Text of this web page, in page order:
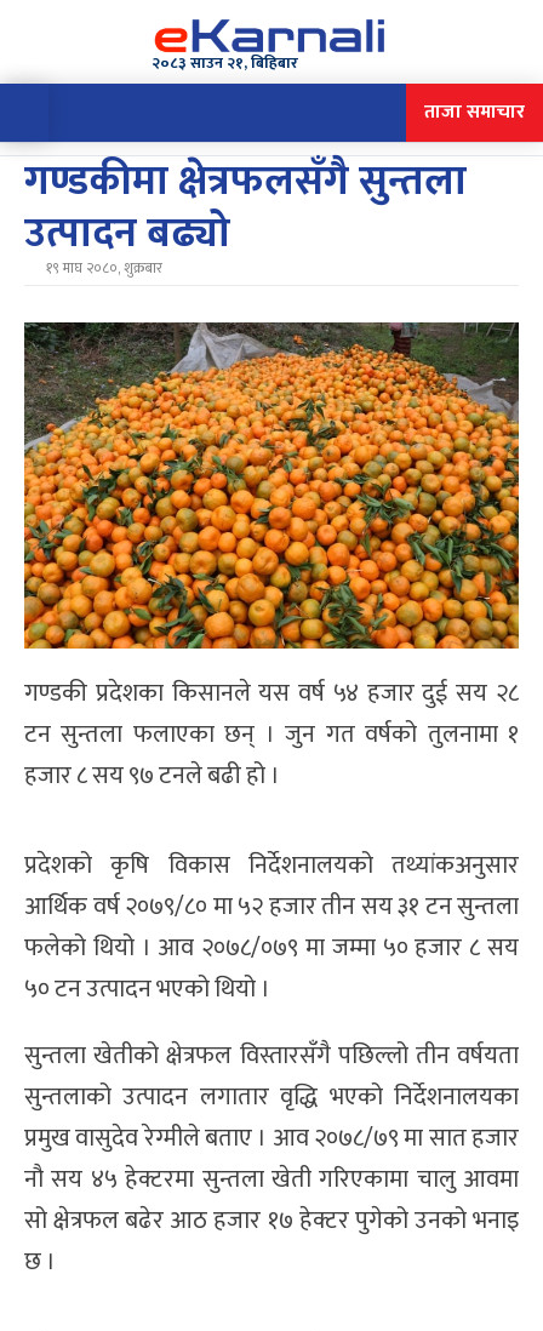
२०८३ साउन २१, बिहिबार
ताजा समाचार
गण्डकीमा क्षेत्रफलसँगै सुन्तला
उत्पादन बढ्यो
१९ माघ २०८०, शुक्रबार
गण्डकी प्रदेशका किसानले यस वर्ष ५४ हजार दुई सय २८
टन सुन्तला फलाएका छन् । जुन गत वर्षको तुलनामा १
हजार ८ सय ९७ टनले बढी हो ।
प्रदेशको कृषि विकास निर्देशनालयको तथ्यांकअनुसार
आर्थिक वर्ष २०७९/८० मा ५२ हजार तीन सय ३१ टन सुन्तला
फलेको थियो । आव २०७८/०७९ मा जम्मा ५० हजार ८ सय
५० टन उत्पादन भएको थियो ।
सुन्तला खेतीको क्षेत्रफल विस्तारसँगै पछिल्लो तीन वर्षयता
सुन्तलाको उत्पादन लगातार वृद्धि भएको निर्देशनालयका
प्रमुख वासुदेव रेग्मीले बताए । आव २०७८/७९ मा सात हजार
नौ सय ४५ हेक्टरमा सुन्तला खेती गरिएकामा चालु आवमा
सो क्षेत्रफल बढेर आठ हजार १७ हेक्टर पुगेको उनको भनाइ
छ ।